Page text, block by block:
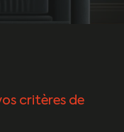
critères de